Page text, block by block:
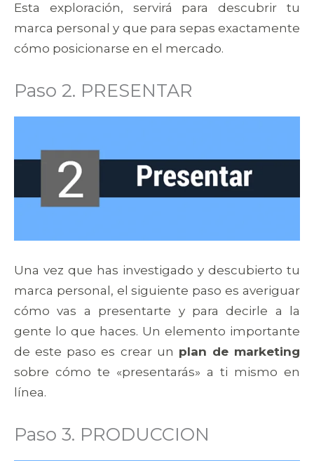
Esta exploración, servirá para descubrir tu
marca personal y que para sepas exactamente
cómo posicionarse en el mercado.
Paso 2. PRESENTAR
Una vez que has investigado y descubierto tu
marca personal, el siguiente paso es averiguar
cómo vas a presentarte y para decirle a la
gente lo que haces. Un elemento importante
de este paso es crear un plan de marketing
sobre cómo te «presentarás» a ti mismo en
línea.
Paso 3. PRODUCCION